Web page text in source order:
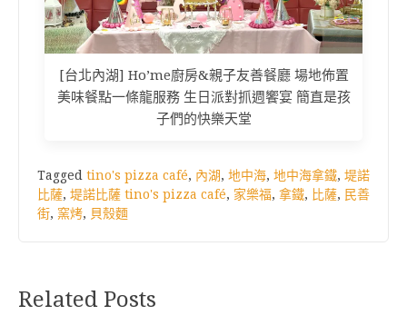
[台北內湖] Ho’me廚房&親子友善餐廳 場地佈置
美味餐點一條龍服務 生日派對抓週饗宴 簡直是孩
子們的快樂天堂
Tagged tino's pizza café, 內湖, 地中海, 地中海拿鐵, 堤諾
比薩, 堤諾比薩 tino's pizza café, 家樂福, 拿鐵, 比薩, 民善
街, 窯烤, 貝殼麵
Related Posts